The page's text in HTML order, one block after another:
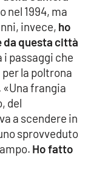
nel 1994, ma
invece, ho
da questa città
i passaggi che
la poltrona
«Una frangia
del
a scendere in
sprovveduto
Ho fatto